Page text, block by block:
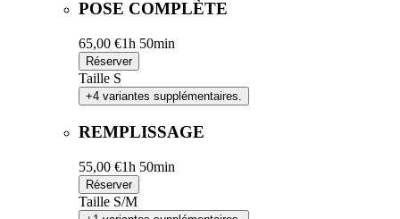
POSE COMPLÈTE
65,00 €1h 50min
Réserver
Taille S
+4 variantes supplémentaires.
REMPLISSAGE
55,00 €1h 50min
Réserver
Taille S/M